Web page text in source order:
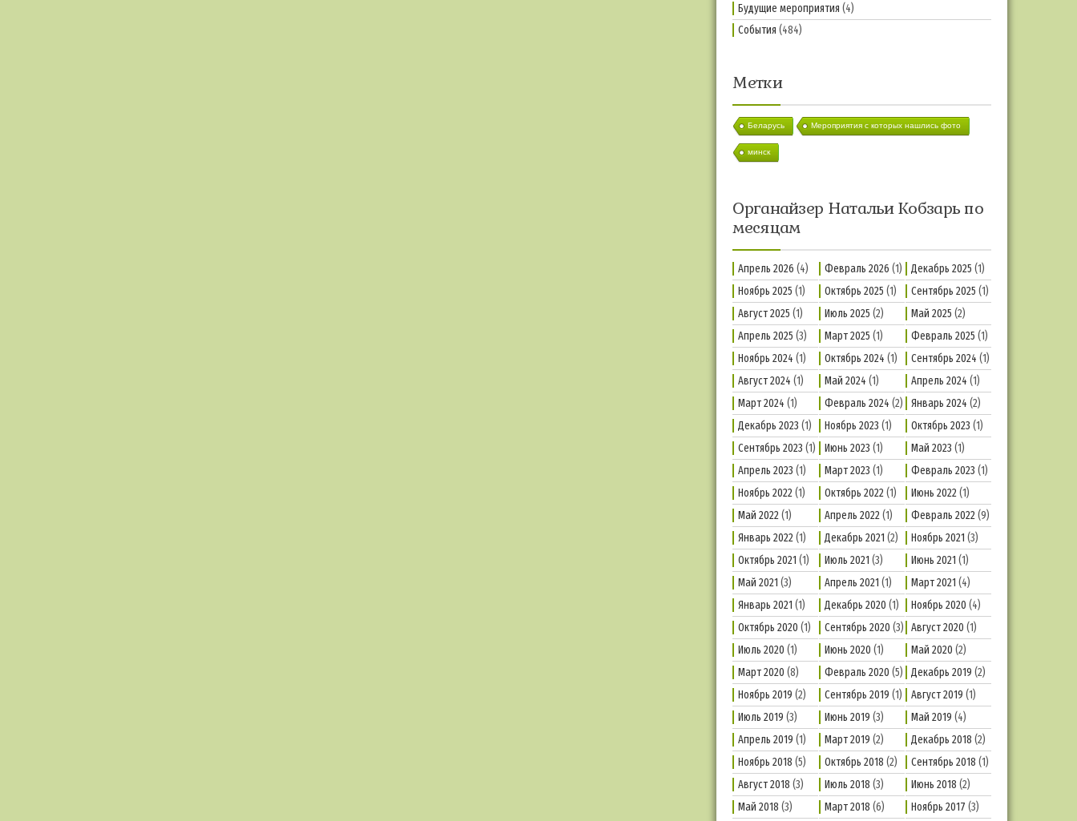
Будущие мероприятия (4)
События (484)
Метки
Беларусь Мероприятия с которых нашлись фото
минск
Органайзер Натальи Кобзарь по
месяцам
Апрель 2026 (4) Февраль 2026 (1) Декабрь 2025 (1)
Ноябрь 2025 (1) Октябрь 2025 (1) Сентябрь 2025 (1)
Август 2025 (1) Июль 2025 (2) Май 2025 (2)
Апрель 2025 (3) Март 2025 (1) Февраль 2025 (1)
Ноябрь 2024 (1) Октябрь 2024 (1) Сентябрь 2024 (1)
Август 2024 (1) Май 2024 (1) Апрель 2024 (1)
Март 2024 (1) Февраль 2024 (2) Январь 2024 (2)
Декабрь 2023 (1) Ноябрь 2023 (1) Октябрь 2023 (1)
Сентябрь 2023 (1) Июнь 2023 (1) Май 2023 (1)
Апрель 2023 (1) Март 2023 (1) Февраль 2023 (1)
Ноябрь 2022(1) Октябрь 2022(1) Июнь 2022(1)
Май 2022(1) Апрель 2022(1) Февраль 2022(9)
Январь 2022(1) Декабрь 2021 (2) Ноябрь 2021 (3)
Октябрь 2021 (1) Июль 2021 (3) Июнь 2021 (1)
Май 2021 (3) Апрель 2021 (1) Март 2021 (4)
Январь 2021 (1) Декабрь 2020 (1) Ноябрь 2020 (4)
Октябрь 2020 (1) Сентябрь 2020 (3) Август 2020 (1)
Июль 2020 (1) Июнь 2020 (1) Май 2020 (2)
Март 2020 (8) Февраль 2020 (5) Декабрь 2019 (2)
Ноябрь 2019 (2) Сентябрь 2019 (1) Август 2019 (1)
Июль 2019 (3) Июнь 2019 (3) Май 2019 (4)
Апрель 2019 (1) Март 2019 (2) Декабрь 2018 (2)
Ноябрь 2018 (5) Октябрь 2018 (2) Сентябрь 2018 (1)
Август 2018 (3) Июль 2018 (3) Июнь 2018 (2)
Май 2018 (3) Март 2018 (6) Ноябрь 2017 (3)